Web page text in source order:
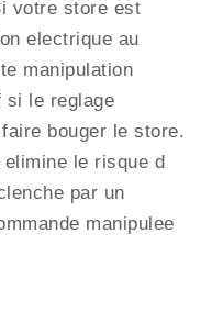
votre store est
electrique au
manipulation
si le reglage
bouger le store.
le risque d
par un
manipulee